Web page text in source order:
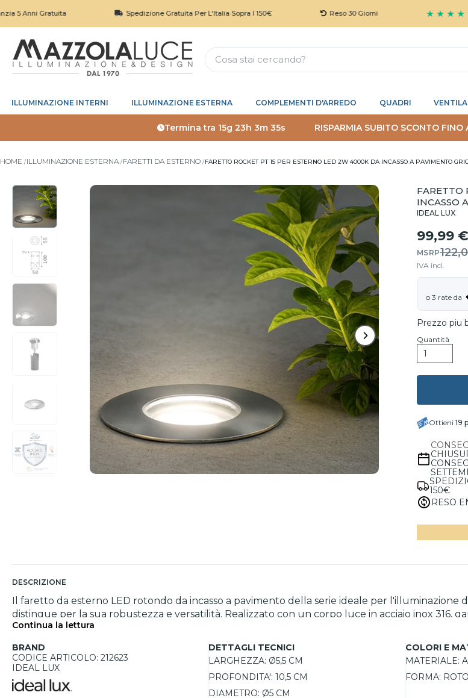
Gratuita Spedizione Gratuita Per L'Italia Sopra I 150€ Reso 30 Giorni ★ ★ ★ ★ ★
ILLUMINAZIONE INTERNI ILLUMINAZIONE ESTERNA COMPLEMENTI D'ARREDO QUADRI
Termina tra 15g 23h 3m 34s RISPARMIA SUBITO SCONTO FINO
HOME ILLUMINAZIONE ESTERNA FARETTI DA ESTERNO FARETTO ROCKET PT 15 PER ESTERNO LED 2W 4000K DA INCASSO A PAVIMENTO
FARETTO
INCASSO
IDEAL LUX
99,99 €
MSRP
IVA incl.
Prezzo piu
Quantità
Ottieni 19
150€
RESO
DESCRIZIONE
Il faretto da esterno LED rotondo da incasso a pavimento della serie ideale per l'illuminazione
distingue per la sua robustezza e versatilità. Realizzato con un corpo luce in acciaio inox 316,
diffusore in vetro temperato calpestabile assicura una distribuzione della luce perfetta e
completamente impermeabile e protetto dalla polvere, consentendone l'installazione anche
integrata (50/60HZ) da 2W, con ottica di 15 gradi, emette una luce di 11 lumen a 4000K,
del giardino. Senza viti a vista, il design minimalista permette un'integrazione armoniosa nel
l'installazione su pareti in cemento o su pavimenti. Il driver non è incluso, ma può essere
scelta in base alle proprie esigenze.
Continua la lettura
BRAND
CODICE ARTICOLO: 212623
IDEAL LUX
DETTAGLI TECNICI
LARGHEZZA: Ø5,5 CM
PROFONDITA': 10,5 CM
DIAMETRO: Ø5 CM
COLORI E
MATERIALE:
FORMA: